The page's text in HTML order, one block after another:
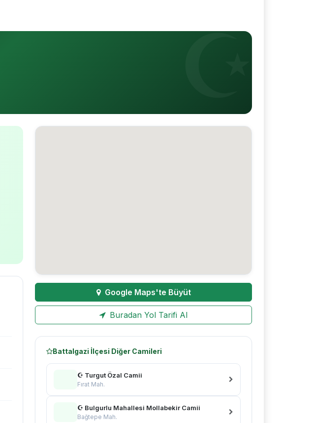
Google Maps'te Büyüt
Buradan Yol Tarifi Al
Battalgazi İlçesi Diğer Camileri
☪ Turgut Özal Camii
Fırat Mah.
☪ Bulgurlu Mahallesi Mollabekir Camii
Bağtepe Mah.